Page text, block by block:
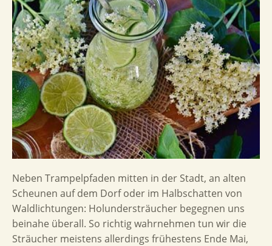
Neben Trampelpfaden mitten in der Stadt, an alten
Scheunen auf dem Dorf oder im Halbschatten von
Waldlichtungen: Holundersträucher begegnen uns
beinahe überall. So richtig wahrnehmen tun wir die
Sträucher meistens allerdings frühestens Ende Mai,